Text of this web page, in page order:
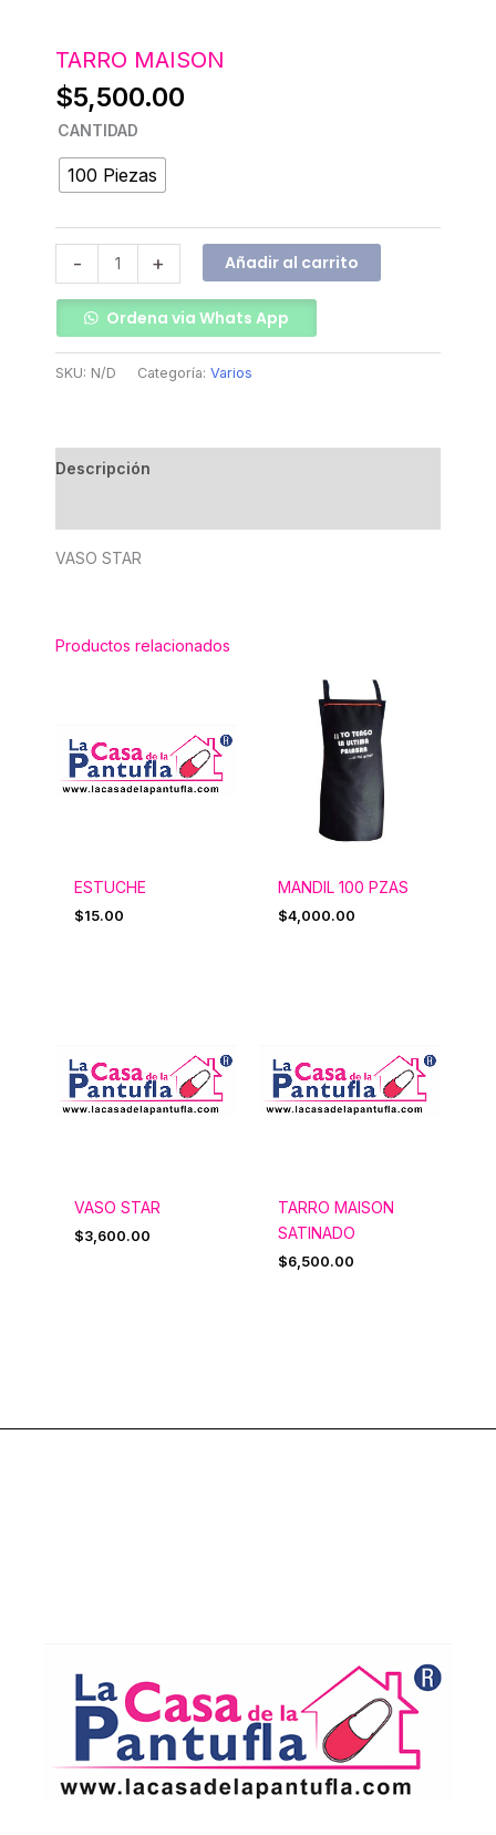
TARRO MAISON
$5,500.00
CANTIDAD
100 Piezas
- + Añadir al carrito
Ordena via Whats App
SKU: N/D Categoría: Varios
Descripción
VASO STAR
Productos relacionados
ESTUCHE
$15.00
MANDIL 100 PZAS
$4,000.00
VASO STAR
$3,600.00
TARRO MAISON
SATINADO
$6,500.00